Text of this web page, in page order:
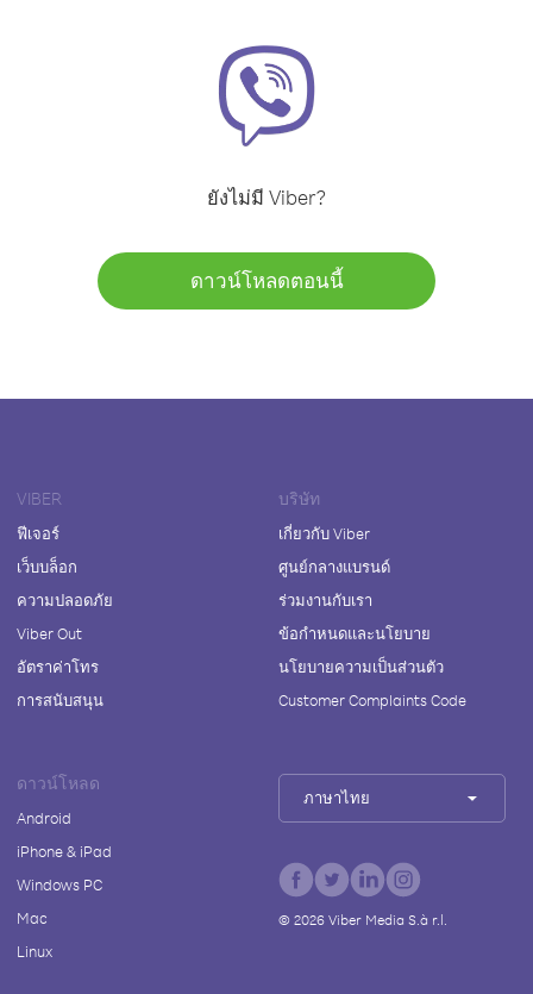
ยังไม่มี Viber?
ดาวน์โหลดตอนนี้
VIBER
ฟีเจอร์
เว็บบล็อก
ความปลอดภัย
Viber Out
อัตราค่าโทร
การสนับสนุน
บริษัท
เกี่ยวกับ Viber
ศูนย์กลางแบรนด์
ร่วมงานกับเรา
ข้อกำหนดและนโยบาย
นโยบายความเป็นส่วนตัว
Customer Complaints Code
ดาวน์โหลด
Android
iPhone & iPad
Windows PC
Mac
Linux
ภาษาไทย
© 2026Viber Media S.à r.l.